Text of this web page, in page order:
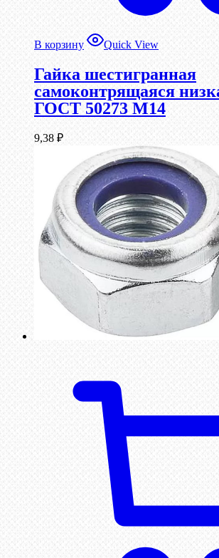
В корзину Quick View
Гайка шестигранная
самоконтрящаяся
ГОСТ 50273 М14
9,38 ₽